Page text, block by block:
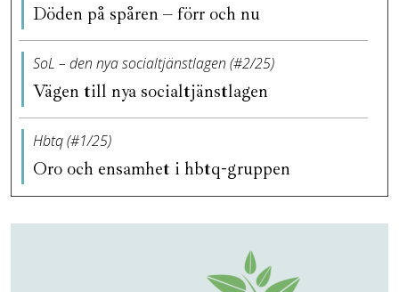
Döden på spåren – förr och nu
SoL – den nya socialtjänstlagen (#2/25)
Vägen till nya socialtjänstlagen
Hbtq (#1/25)
Oro och ensamhet i hbtq-gruppen